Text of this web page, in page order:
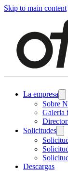
Skip to main content
La empresa
Sobre
Galeria
Solicitudes
Descargas